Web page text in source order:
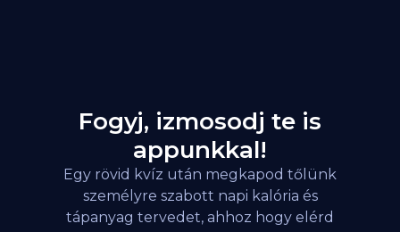
Fogyj, izmosodj te is
appunkkal!
Egy rövid kvíz után megkapod tőlünk
személyre szabott napi kalória és
tápanyag tervedet, ahhoz hogy elérd